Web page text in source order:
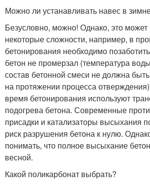
Можно ли устанавливать навес в
Безусловно, можно! Однако, это может
некоторые сложности, например, в
бетонирования необходимо
бетон не промерзал (температура
состав бетонной смеси не должна
на протяжении процесса
время бетонирования используют
подогрева бетона. Современные
присадки и катализаторы высыхания
риск разрушения бетона к нулю.
понимать, что полное высыхание
весной.
Какой поликарбонат выбрать?